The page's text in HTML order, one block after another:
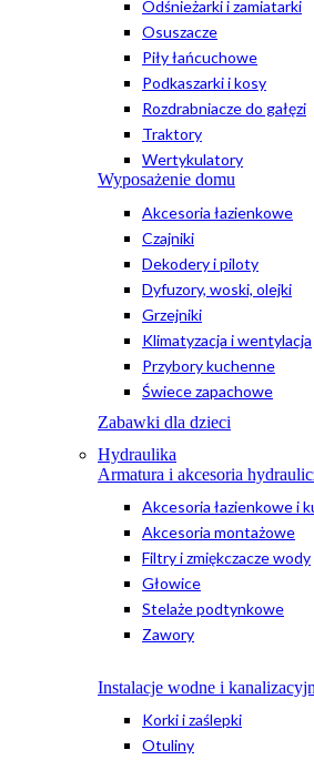
Odśnieżarki i zamiatarki
Osuszacze
Piły łańcuchowe
Podkaszarki i kosy
Rozdrabniacze do gałęzi
Traktory
Wertykulatory
Wyposażenie domu
Akcesoria łazienkowe
Czajniki
Dekodery i piloty
Dyfuzory, woski, olejki
Grzejniki
Klimatyzacja i wentylacja
Przybory kuchenne
Świece zapachowe
Zabawki dla dzieci
Hydraulika
Armatura i akcesoria
Akcesoria łazienkowe i
Akcesoria montażowe
Filtry i zmiękczacze wody
Głowice
Stelaże podtynkowe
Zawory
Instalacje wodne i
Korki i zaślepki
Otuliny